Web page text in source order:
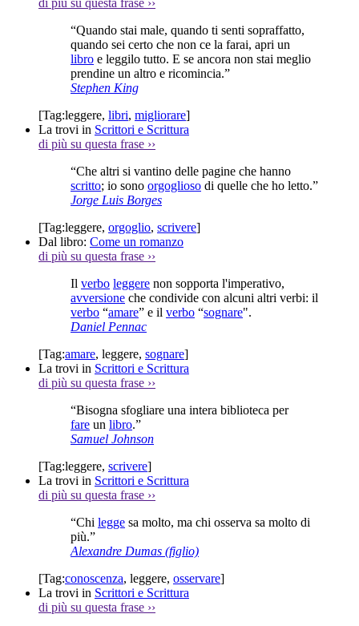
“Quando stai male, quando ti senti sopraffatto,
quando sei certo che non ce la farai, apri un
libro e leggilo tutto. E se ancora non stai meglio
prendine un altro e ricomincia.”
Stephen King
[Tag:leggere, libri, migliorare]
La trovi in Scrittori e Scrittura
di più su questa frase ››
“Che altri si vantino delle pagine che hanno
scritto; io sono orgoglioso di quelle che ho letto.”
Jorge Luis Borges
[Tag:leggere, orgoglio, scrivere]
Dal libro: Come un romanzo
di più su questa frase ››
Il verbo leggere non sopporta l'imperativo,
avversione che condivide con alcuni altri verbi: il
verbo “amare” e il verbo “sognare".
Daniel Pennac
[Tag:amare, leggere, sognare]
La trovi in Scrittori e Scrittura
di più su questa frase ››
“Bisogna sfogliare una intera biblioteca per
fare un libro.”
Samuel Johnson
[Tag:leggere, scrivere]
La trovi in Scrittori e Scrittura
di più su questa frase ››
“Chi legge sa molto, ma chi osserva sa molto di
più.”
Alexandre Dumas (figlio)
[Tag:conoscenza, leggere, osservare]
La trovi in Scrittori e Scrittura
di più su questa frase ››